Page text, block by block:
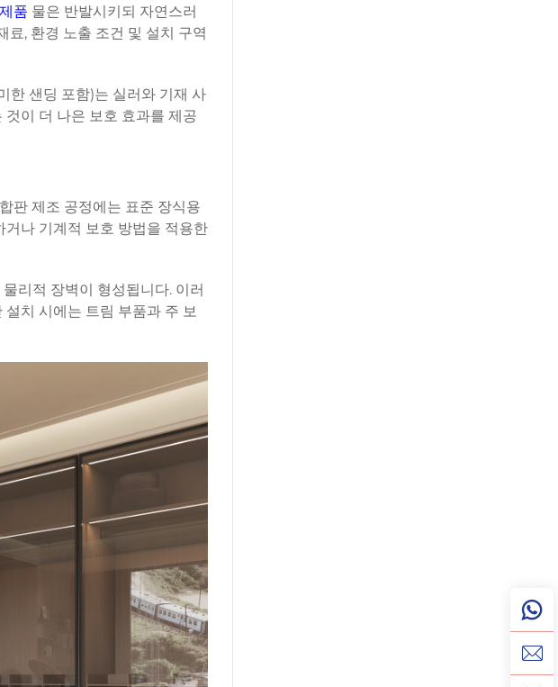
제품 물은 반발시키되 자연스러
료, 환경 노출 조건 및 설치 구역
한 샌딩 포함)는 실러와 기재 사
이 더 나은 보호 효과를 제공
판 제조 공정에는 표준 장식용
나 기계적 보호 방법을 적용한
리적 장벽이 형성됩니다. 이러
치 시에는 트림 부품과 주 보